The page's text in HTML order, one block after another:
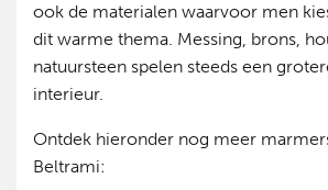
ook de materialen waarvoor men
dit warme thema. Messing, brons,
natuursteen spelen steeds een
interieur.
Ontdek hieronder nog meer
Beltrami: